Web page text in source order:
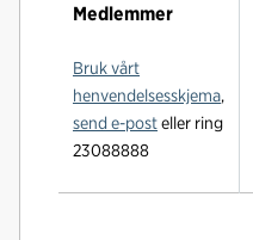
Medlemmer
Bruk vårt
henvendelsesskjema,
send e-posteller ring
23088888